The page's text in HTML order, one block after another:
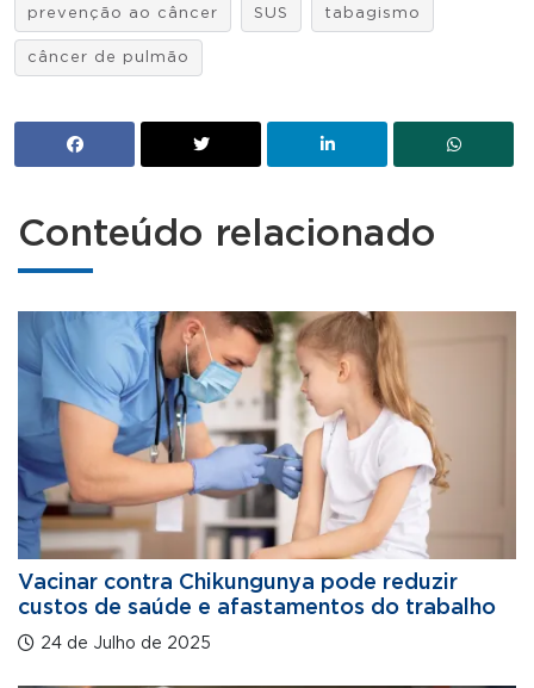
prevenção ao câncer SUS tabagismo
câncer de pulmão
Conteúdo relacionado
Vacinar contra Chikungunya pode reduzir
custos de saúde e afastamentos do trabalho
24 de Julho de 2025